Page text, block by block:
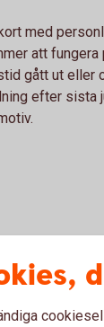
med
att fungera
gått ut eller
efter sista